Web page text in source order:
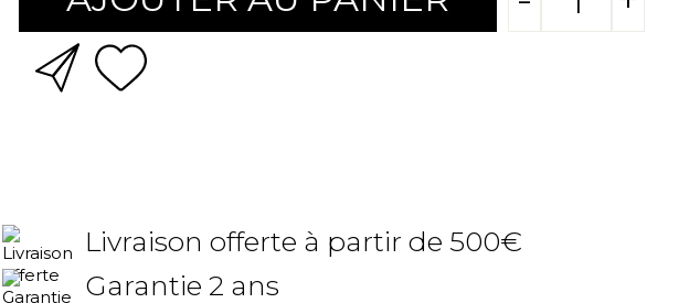
Livraison offerte à partir de 500€
Garantie 2 ans